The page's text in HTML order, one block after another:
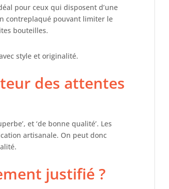
whisky, la bière, l'alcool,
et d'autres choses
environ 30-40
amateurs de vin
pour ceux qui disposent d’une
contreplaqué pouvant limiter le
bouteilles.
style et originalité.
des attentes
et ‘de bonne qualité’. Les
artisanale. On peut donc
justifié ?